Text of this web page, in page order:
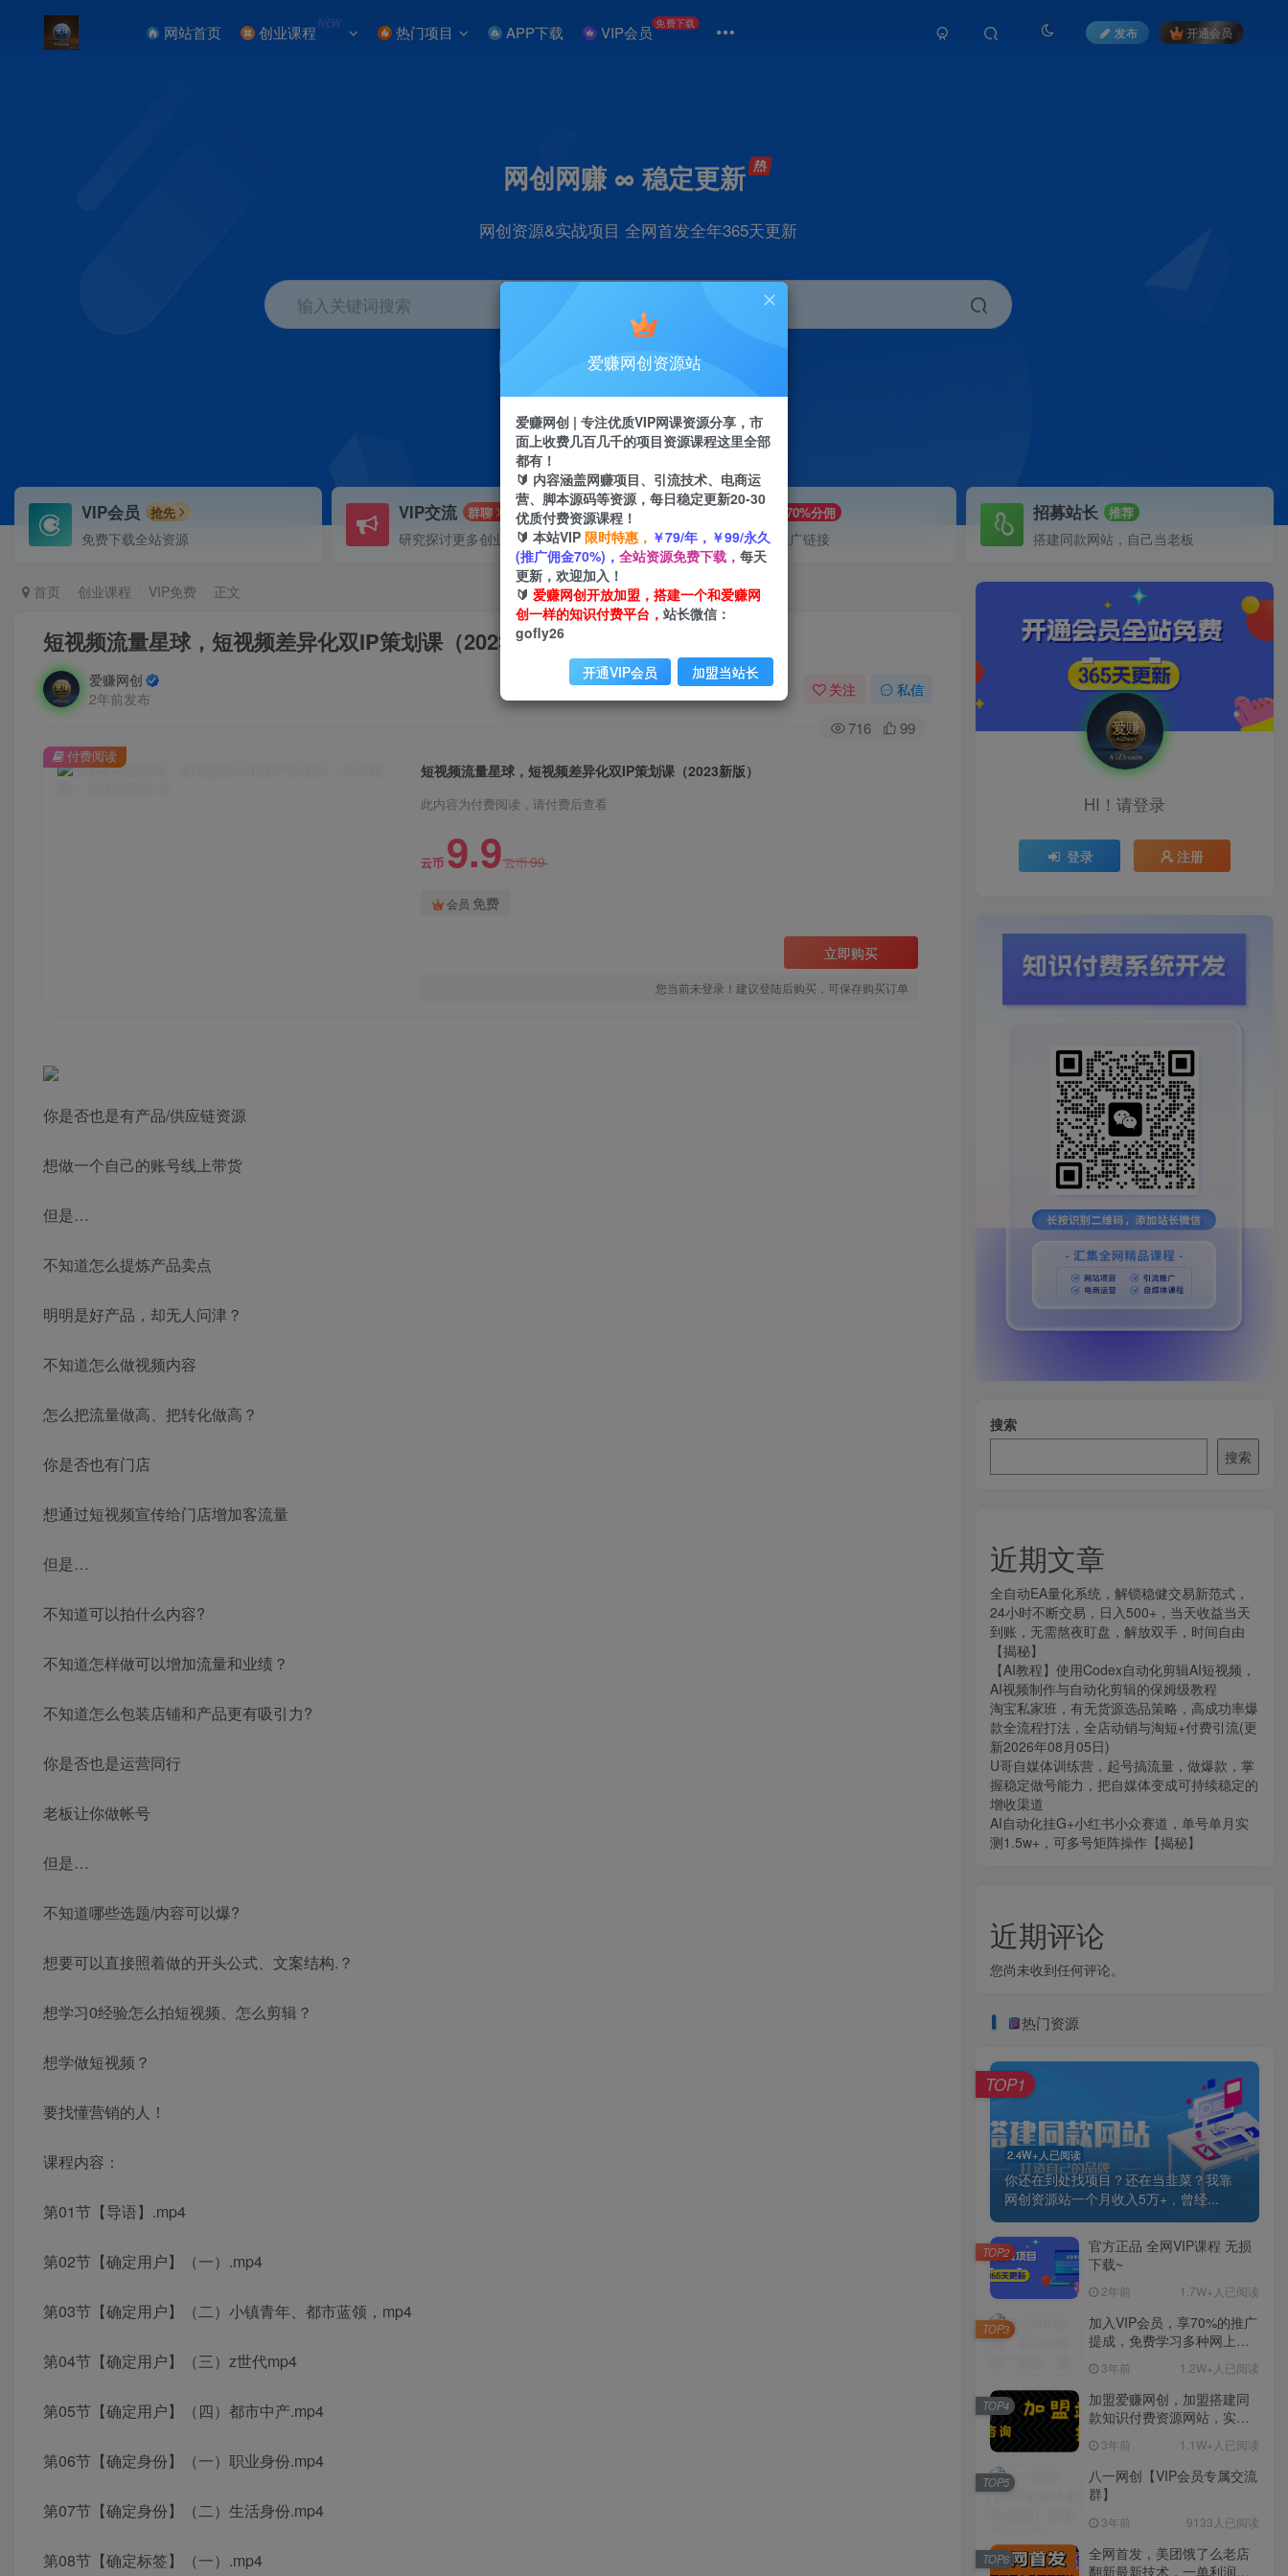
网站首页 创业课程 NEW 热门项目 APP下载 VIP会员 免费下载
发布 开通会员
网创网赚 ∞ 稳定更新
网创资源&实战项目 全网首发全年365天更新
输入关键词搜索
直播 剪辑 小红书
VIP会员 抢先
免费下载全站资源
VIP交流 群聊
研究探讨更多创业项目路子。
VIP推广 70%分佣
会员专属推广链接
招募站长 推荐
搭建同款网站，自己当老板
首页 创业课程 VIP免费 正文
短视频流量星球，短视频差异化双IP策划课（2023新版）
爱赚网创
2年前发布
关注 私信
716 99
短视频流量星球，短视频差异化双IP策划课（2023新版）
此内容为付费阅读，请付费后查看
云币 9.9云币99
会员 免费
立即购买
您当前未登录！建议登陆后购买，可保存购买订单
付费阅读
你是否也是有产品/供应链资源
想做一个自己的账号线上带货
但是…
不知道怎么提炼产品卖点
明明是好产品，却无人问津？
不知道怎么做视频内容
怎么把流量做高、把转化做高？
你是否也有门店
想通过短视频宣传给门店增加客流量
但是…
不知道可以拍什么内容?
不知道怎样做可以增加流量和业绩？
不知道怎么包装店铺和产品更有吸引力?
你是否也是运营同行
老板让你做帐号
但是…
不知道哪些选题/内容可以爆?
想要可以直接照着做的开头公式、文案结构.？
想学习0经验怎么拍短视频、怎么剪辑？
想学做短视频？
要找懂营销的人！
课程内容：
第01节【导语】.mp4
第02节【确定用户】（一）.mp4
第03节【确定用户】（二）小镇青年、都市蓝领，mp4
第04节【确定用户】（三）z世代mp4
第05节【确定用户】（四）都市中产.mp4
第06节【确定身份】（一）职业身份.mp4
第07节【确定身份】（二）生活身份.mp4
第08节【确定标签】（一）.mp4
HI！请登录
登录 注册
搜索
搜索
近期文章
全自动EA量化系统，解锁稳健交易新范式，
24小时不断交易，日入500+，当天收益当天
到账，无需熬夜盯盘，解放双手，时间自由
【揭秘】
【AI教程】使用Codex自动化剪辑AI短视频，
AI视频制作与自动化剪辑的保姆级教程
淘宝私家班，有无货源选品策略，高成功率爆
款全流程打法，全店动销与淘短+付费引流(更
新2026年08月05日)
U哥自媒体训练营，起号搞流量，做爆款，掌
握稳定做号能力，把自媒体变成可持续稳定的
增收渠道
AI自动化挂G+小红书小众赛道，单号单月实
测1.5w+，可多号矩阵操作【揭秘】
近期评论
您尚未收到任何评论。
热门资源
2.4W+人已阅读
你还在到处找项目？还在当韭菜？我靠
网创资源站一个月收入5万+，曾经...
TOP1
官方正品 全网VIP课程 无损
下载~
2年前 1.7W+人已阅读
TOP2
加入VIP会员，享70%的推广
提成，免费学习多种网上创
3年前 1.2W+人已阅读
TOP3
加盟爱赚网创，加盟搭建同
款知识付费资源网站，实现
3年前 1.1W+人已阅读
TOP4
八一网创【VIP会员专属交流
群】
3年前 9133人已阅读
TOP5
全网首发，美团饿了么老店
翻新最新技术，一单利润
TOP6
爱赚网创资源站
爱赚网创 | 专注优质VIP网课资源分享，市
面上收费几百几千的项目资源课程这里全部
都有！
🔰 内容涵盖网赚项目、引流技术、电商运
营、脚本源码等资源，每日稳定更新20-30
优质付费资源课程！
🔰 本站VIP 限时特惠， ￥79/年，￥99/永久
(推广佣金70%)， 全站资源免费下载， 每天
更新，欢迎加入！
🔰 爱赚网创开放加盟，搭建一个和爱赚网
创一样的知识付费平台， 站长微信：
gofly26
开通VIP会员 加盟当站长